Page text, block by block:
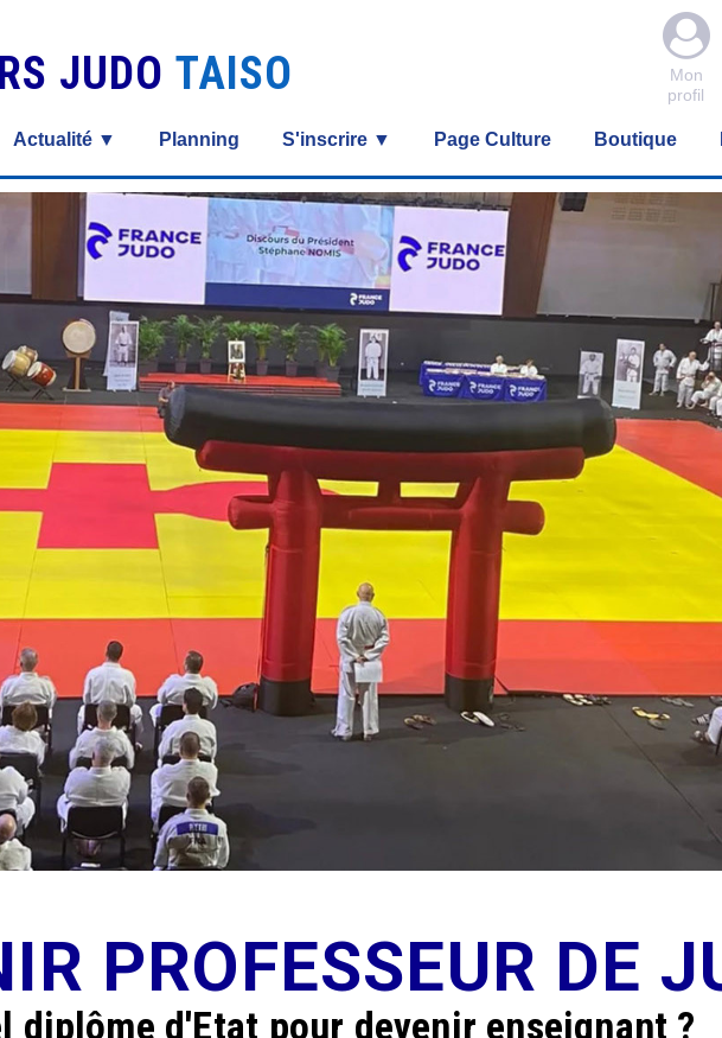
JUDO TAISO

Mon
profil
Actualité ▼ Planning S'inscrire ▼ Page Culture Boutique
PROFESSEUR DE
diplôme d'Etat pour devenir enseignant ?